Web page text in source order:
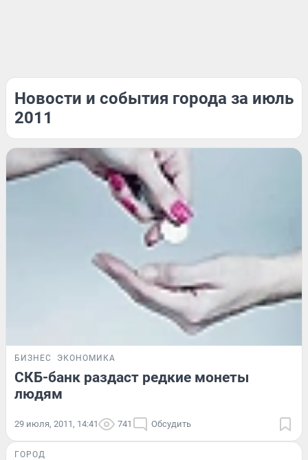
Новости и события города за июль
2011
БИЗНЕС ЭКОНОМИКА
СКБ-банк раздаст редкие монеты
людям
29 июля, 2011, 14:41 741 Обсудить
ГОРОД